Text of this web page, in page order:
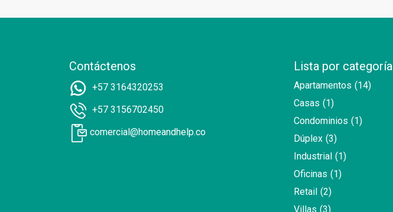
Contáctenos
+57 3164320253
+57 3156702450
comercial@homeandhelp.co
Lista por categoría
Apartamentos (14)
Casas (1)
Condominios (1)
Dúplex (3)
Industrial (1)
Oficinas (1)
Retail (2)
Villas (3)